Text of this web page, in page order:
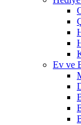
Ev ve